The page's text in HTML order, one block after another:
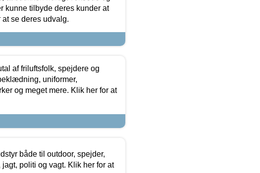
kunne tilbyde deres kunder at
se deres udvalg.
af friluftsfolk, spejdere og
uniformer,
og meget mere. Klik her for at
både til outdoor, spejder,
politi og vagt. Klik her for at